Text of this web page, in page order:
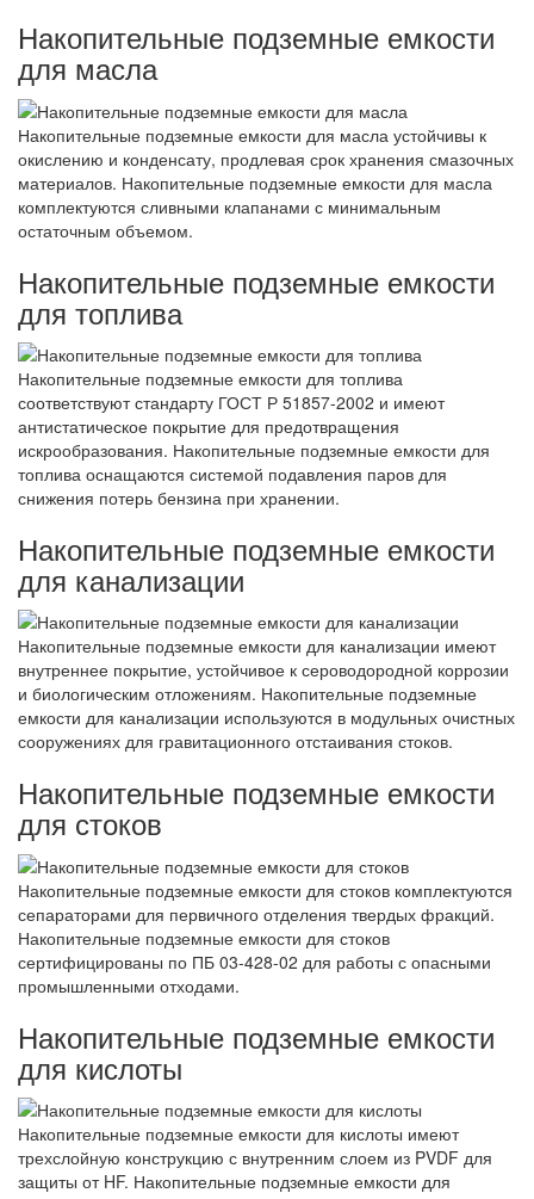
Накопительные подземные емкости
для масла
Накопительные подземные емкости для масла устойчивы к
окислению и конденсату, продлевая срок хранения смазочных
материалов. Накопительные подземные емкости для масла
комплектуются сливными клапанами с минимальным
остаточным объемом.
Накопительные подземные емкости
для топлива
Накопительные подземные емкости для топлива
соответствуют стандарту ГОСТ Р 51857-2002 и имеют
антистатическое покрытие для предотвращения
искрообразования. Накопительные подземные емкости для
топлива оснащаются системой подавления паров для
снижения потерь бензина при хранении.
Накопительные подземные емкости
для канализации
Накопительные подземные емкости для канализации имеют
внутреннее покрытие, устойчивое к сероводородной коррозии
и биологическим отложениям. Накопительные подземные
емкости для канализации используются в модульных очистных
сооружениях для гравитационного отстаивания стоков.
Накопительные подземные емкости
для стоков
Накопительные подземные емкости для стоков комплектуются
сепараторами для первичного отделения твердых фракций.
Накопительные подземные емкости для стоков
сертифицированы по ПБ 03-428-02 для работы с опасными
промышленными отходами.
Накопительные подземные емкости
для кислоты
Накопительные подземные емкости для кислоты имеют
трехслойную конструкцию с внутренним слоем из PVDF для
защиты от HF. Накопительные подземные емкости для